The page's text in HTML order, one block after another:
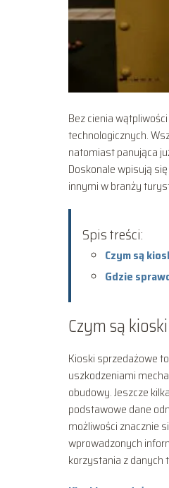
Bez cienia
technologicznych.
natomiast panująca
Doskonale wpisują
innymi w branży
Spis treści:
Czym są
Gdzie
Czym są
Kioski sprzedażowe
uszkodzeniami
obudowy. Jeszcze
podstawowe dane
możliwości znacznie
wprowadzonych
korzystania z danych